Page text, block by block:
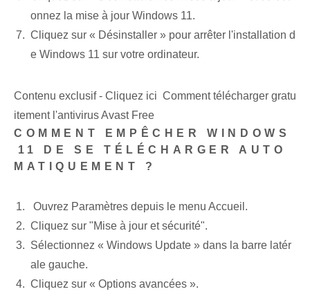
onnez la mise à jour ⁢Windows ⁣11.
Cliquez sur « Désinstaller » pour arrêter l'installation d
e Windows 11 sur votre ordinateur.
Contenu exclusif - Cliquez ici Comment télécharger gratu
itement l'antivirus Avast Free
COMMENT EMPÊCHER WINDOWS
⁤11‌ DE SE TÉLÉCHARGER AUTO
MATIQUEMENT ?
⁤ Ouvrez Paramètres depuis le menu Accueil.
Cliquez sur "Mise à jour et sécurité".
Sélectionnez « Windows Update » ⁤dans la barre latér
ale gauche.
Cliquez sur « Options avancées ».